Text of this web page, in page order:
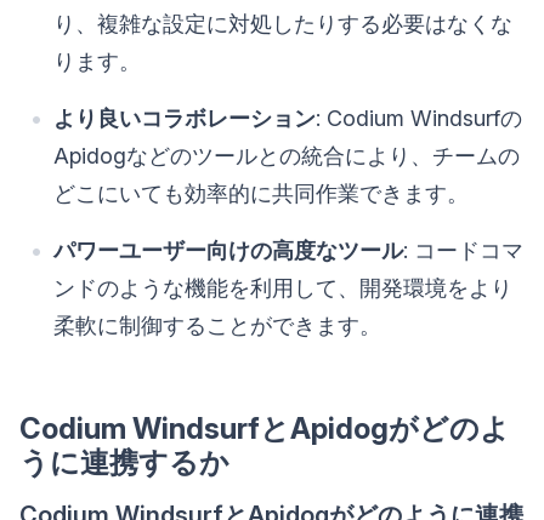
り、複雑な設定に対処したりする必要はなくな
ります。
より良いコラボレーション: Codium Windsurfの
Apidogなどのツールとの統合により、チームの
どこにいても効率的に共同作業できます。
パワーユーザー向けの高度なツール: コードコマ
ンドのような機能を利用して、開発環境をより
柔軟に制御することができます。
Codium WindsurfとApidogがどのよ
うに連携するか